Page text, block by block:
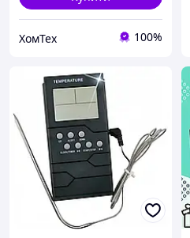
ХомТех 100%